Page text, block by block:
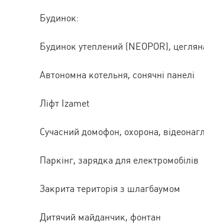
Будинок:
Будинок утеплений (NEOPOR),
Автономна котельня, сонячні панелі
Ліфт Izamet
Сучасний домофон, охорона,
Паркінг, зарядка для електромобілів
Закрита територія з шлагбаумом
Дитячий майданчик, фонтан